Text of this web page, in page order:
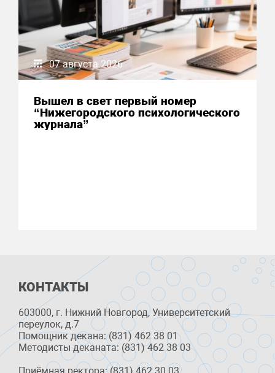
07 августа 2026
Вышел в свет первый номер
“Нижегородского психологического
журнала”
КОНТАКТЫ
603000, г. Нижний Новгород, Университетский
переулок, д.7
Помощник декана: (831) 462 38 01
Методисты деканата: (831) 462 38 03
Приёмная ректора: (831) 462 30 03